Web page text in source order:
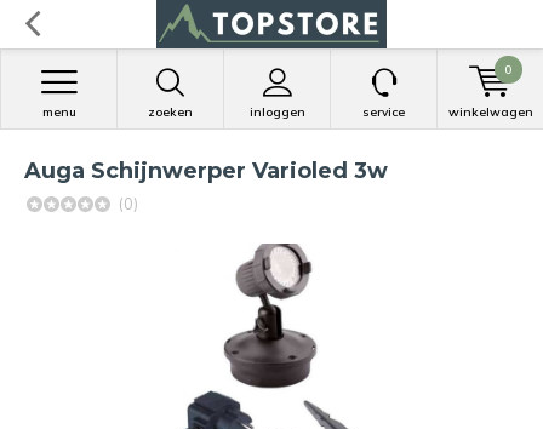
zoeken inloggen
menu service winkelwagen
0
Auga Schijnwerper Varioled 3w
(0)